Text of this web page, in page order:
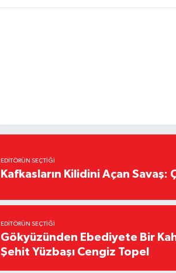
EDITÖRÜN SEÇTIĞI
Kafkasların Kilidini Açan Savaş:
EDITÖRÜN SEÇTIĞI
Gökyüzünden Ebediyete Bir
Şehit Yüzbaşı Cengiz Topel